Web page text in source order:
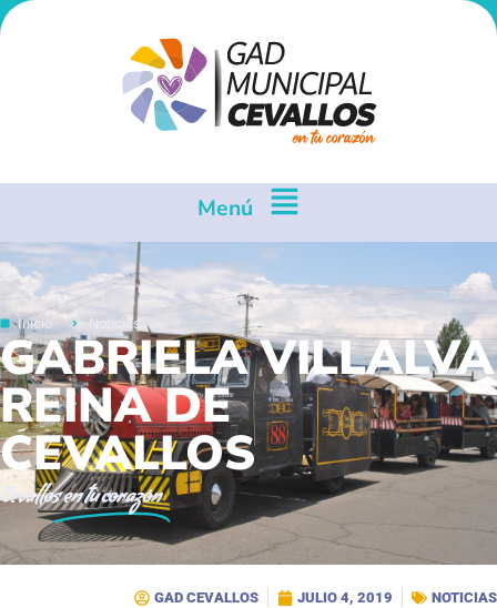
Menú
Inicio Noticias
GABRIELA VILLALVA
REINA DE
CEVALLOS
Cevallosen tu corazón
GAD CEVALLOS JULIO 4, 2019 NOTICIAS